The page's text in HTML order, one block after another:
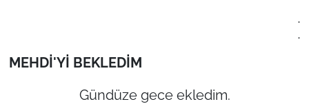
.
.
MEHDİ'Yİ BEKLEDİM
Gündüze gece ekledim.